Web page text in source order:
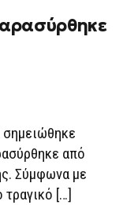
σημειώθηκε
από
Σύμφωνα με
[…]